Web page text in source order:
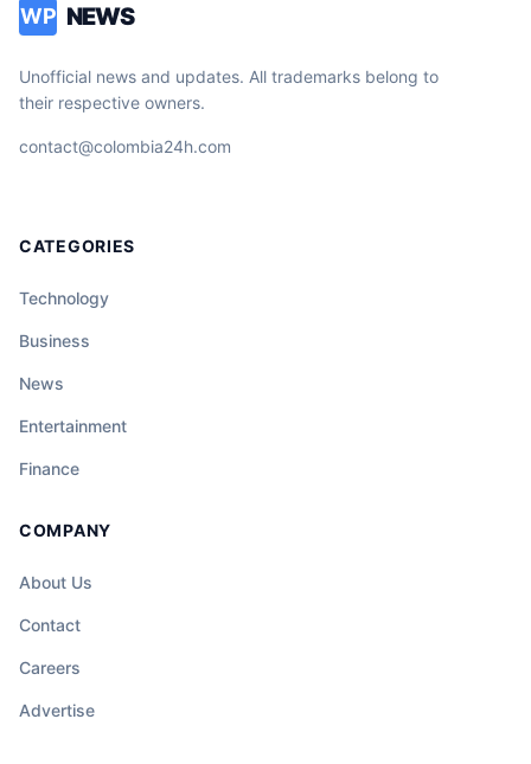
WP NEWS
Unofficial news and updates. All trademarks belong to
their respective owners.
contact@colombia24h.com
CATEGORIES
Technology
Business
News
Entertainment
Finance
COMPANY
About Us
Contact
Careers
Advertise